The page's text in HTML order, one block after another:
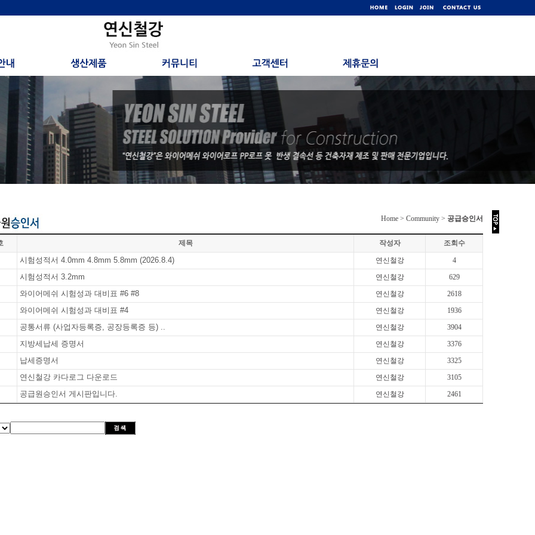
Home > Community > 공급승인서
제목 작성자 조회수
시험성적서 4.0mm 4.8mm 5.8mm (2026.8.4) 연신철강 4
시험성적서 3.2mm 연신철강 629
와이어메쉬 시험성과 대비표 #6 #8 연신철강 2618
와이어메쉬 시험성과 대비표 #4 연신철강 1936
공통서류 (사업자등록증, 공장등록증 등) .. 연신철강 3904
지방세납세 증명서 연신철강 3376
납세증명서 연신철강 3325
연신철강 카다로그 다운로드 연신철강 3105
공급원승인서 게시판입니다. 연신철강 2461